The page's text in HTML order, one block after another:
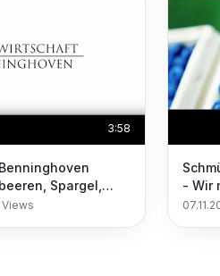
3:58
Spargel,
Birnen,
Views
- Wir machen Ihnen den Hof Obst